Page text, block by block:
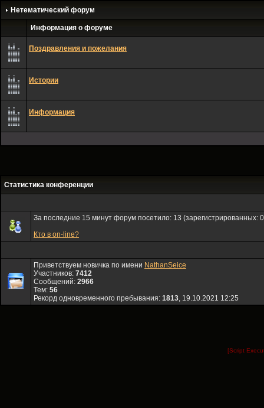
Нетематический форум
Информация о форуме
Поздравления и пожелания
Истории
Информация
Статистика конференции
За последние 15 минут форум посетило: 13 (зарегистрированных:
Кто в on-line?
Приветствуем новичка по имени NathanSeice
Участников: 7412
Сообщений: 2966
Тем: 56
Рекорд одновременного пребывания: 1813, 19.10.2021 12:25
[Script